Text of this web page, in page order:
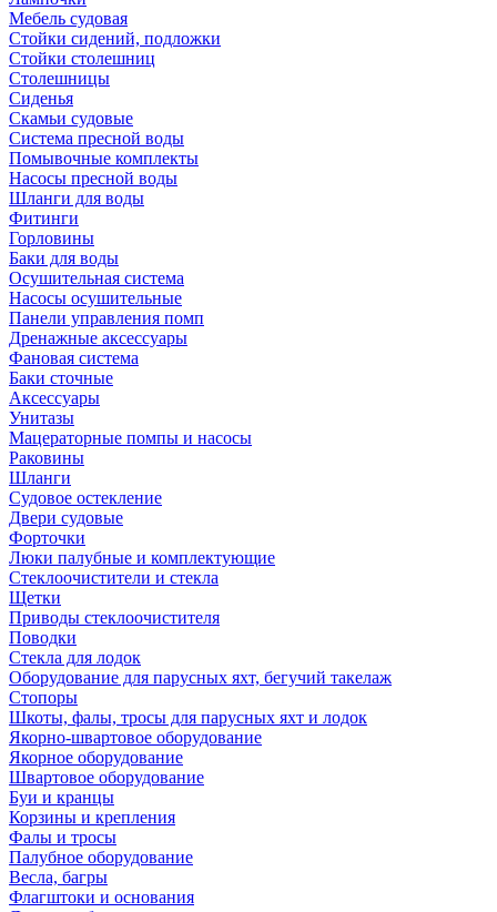
Мебель судовая
Стойки сидений, подложки
Стойки столешниц
Столешницы
Сиденья
Скамьи судовые
Система пресной воды
Помывочные комплекты
Насосы пресной воды
Шланги для воды
Фитинги
Горловины
Баки для воды
Осушительная система
Насосы осушительные
Панели управления помп
Дренажные аксессуары
Фановая система
Баки сточные
Аксессуары
Унитазы
Мацераторные помпы и насосы
Раковины
Шланги
Судовое остекление
Двери судовые
Форточки
Люки палубные и комплектующие
Стеклоочистители и стекла
Щетки
Приводы стеклоочистителя
Поводки
Стекла для лодок
Оборудование для парусных яхт, бегучий такелаж
Стопоры
Шкоты, фалы, тросы для парусных яхт и лодок
Якорно-швартовое оборудование
Якорное оборудование
Швартовое оборудование
Буи и кранцы
Корзины и крепления
Фалы и тросы
Палубное оборудование
Весла, багры
Флагштоки и основания